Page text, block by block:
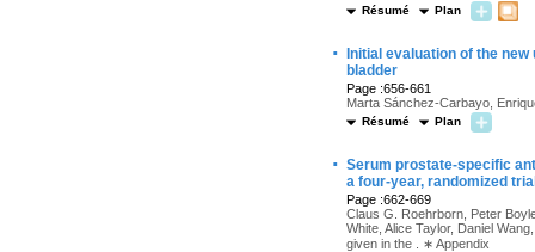
Résumé Plan
·
Initial evaluation of the
bladder
Page :656-661
Marta Sánchez-Carbayo,
Résumé Plan
· Serum prostate-specific
a four-year, randomized
Page :662-669
Claus G. Roehrborn, Peter
White, Alice Taylor, Daniel
given in the . ∗ Appendix